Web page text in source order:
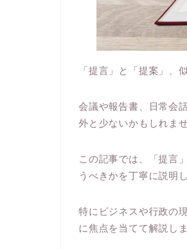
「提言」と「提案」、
会議や報告書、日常会
外と少ないかもしれませ
この記事では、「提言
うべきかを丁寧に説明
特にビジネスや行政の
に焦点を当てて解説しま